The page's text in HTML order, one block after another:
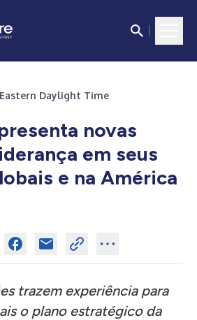
Eastern Daylight Time
novas
em seus
e na América
trazem experiência para
o plano estratégico da